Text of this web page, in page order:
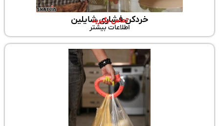
خردکن فشاری شایلین
تماس بگیرید
اطلاعات بیشتر